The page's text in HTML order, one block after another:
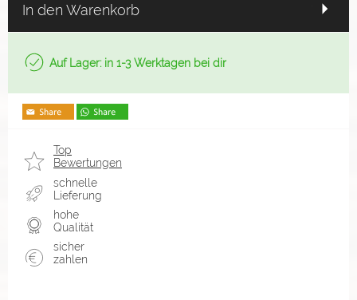
In den Warenkorb
Auf Lager: in 1-3 Werktagen bei dir
Top
Bewertungen
schnelle
Lieferung
hohe
Qualität
sicher
zahlen